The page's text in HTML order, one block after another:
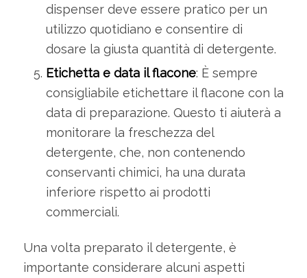
dispenser deve essere pratico per un
utilizzo quotidiano e consentire di
dosare la giusta quantità di detergente.
Etichetta e data il flacone: È sempre
consigliabile etichettare il flacone con la
data di preparazione. Questo ti aiuterà a
monitorare la freschezza del
detergente, che, non contenendo
conservanti chimici, ha una durata
inferiore rispetto ai prodotti
commerciali.
Una volta preparato il detergente, è
importante considerare alcuni aspetti